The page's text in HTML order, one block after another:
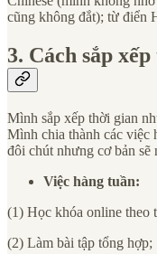
cũng không đắt); từ điển
3. Cách sắp
Mình sắp xếp thời gian
Mình chia thành các việc
đôi chút nhưng cơ bản sẽ
Việc hàng tuần:
(1) Học khóa online theo
(2) Làm bài tập tổng hợp;